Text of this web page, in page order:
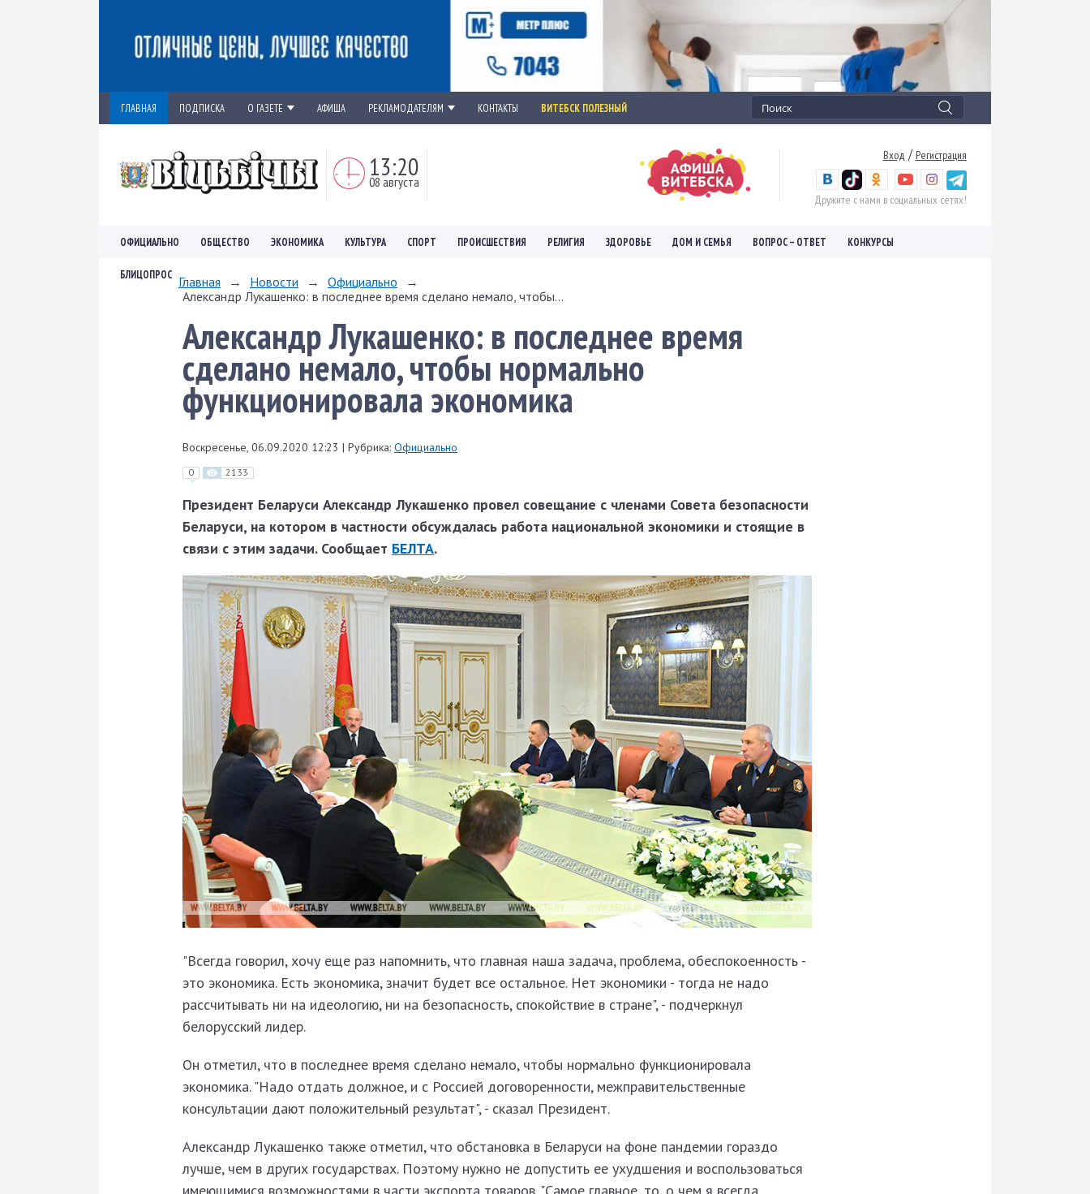
ГЛАВНАЯ ПОДПИСКА О ГАЗЕТЕ АФИША РЕКЛАМОДАТЕЛЯМ КОНТАКТЫ ВИТЕБСК ПОЛЕЗНЫЙ
13:20
08 августа
Вход / Регистрация
Дружите с нами в социальных сетях!
ОФИЦИАЛЬНО ОБЩЕСТВО ЭКОНОМИКА КУЛЬТУРА СПОРТ ПРОИСШЕСТВИЯ РЕЛИГИЯ ЗДОРОВЬЕ ДОМ И СЕМЬЯ ВОПРОС – ОТВЕТ КОНКУРСЫ
БЛИЦОПРОС Главная → Новости → Официально
→
Александр Лукашенко: в последнее время сделано немало, чтобы...
Александр Лукашенко: в последнее время
сделано немало, чтобы нормально
функционировала экономика
Воскресенье, 06.09.2020 12:23 | Рубрика: Официально
0 2133
Президент Беларуси Александр Лукашенко провел совещание с членами Совета безопасности
Беларуси, на котором в частности обсуждалась работа национальной экономики и стоящие в
связи с этим задачи. Сообщает БЕЛТА.
"Всегда говорил, хочу еще раз напомнить, что главная наша задача, проблема, обеспокоенность -
это экономика. Есть экономика, значит будет все остальное. Нет экономики - тогда не надо
рассчитывать ни на идеологию, ни на безопасность, спокойствие в стране", - подчеркнул
белорусский лидер.
Он отметил, что в последнее время сделано немало, чтобы нормально функционировала
экономика. "Надо отдать должное, и с Россией договоренности, межправительственные
консультации дают положительный результат", - сказал Президент.
Александр Лукашенко также отметил, что обстановка в Беларуси на фоне пандемии гораздо
лучше, чем в других государствах. Поэтому нужно не допустить ее ухудшения и воспользоваться
имеющимися возможностями в части экспорта товаров. "Самое главное, то, о чем я всегда